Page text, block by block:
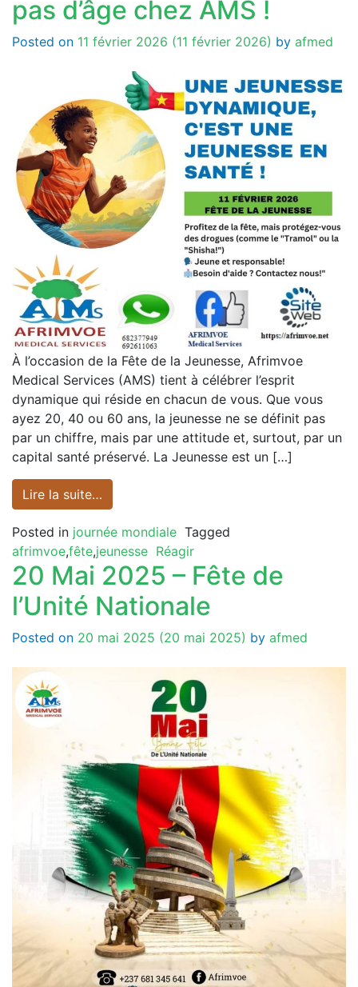
pas d’âge chez AMS !
Posted on 11 février 2026 (11 février 2026) by afmed
À l’occasion de la Fête de la Jeunesse, Afrimvoe
Medical Services (AMS) tient à célébrer l’esprit
dynamique qui réside en chacun de vous. Que vous
ayez 20, 40 ou 60 ans, la jeunesse ne se définit pas
par un chiffre, mais par une attitude et, surtout, par un
capital santé préservé. La Jeunesse est un […]
Lire la suite…
Posted in journée mondiale Tagged
afrimvoe,fête,jeunesse Réagir
20 Mai 2025 – Fête de
l’Unité Nationale
Posted on 20 mai 2025 (20 mai 2025) by afmed